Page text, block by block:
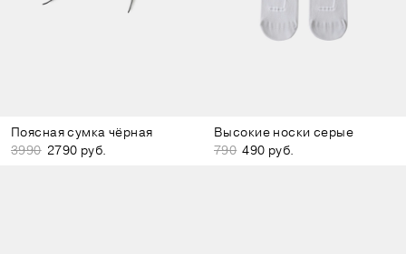
Поясная сумка чёрная
3990 2790 руб.
Высокие носки серые
790 490 руб.